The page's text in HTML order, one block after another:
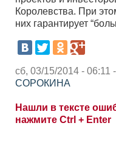
Королевства. При
них гарантирует
сб, 03/15/2014 - 06:11
СОРОКИНА
Нашли в тексте
нажмите Ctrl + Enter